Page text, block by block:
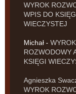
WYROK
WPIS DO
WIECZYSTEJ
Michał - WYROK
ROZWODOWY
KSIĘGI
Agnieszka
WYROK